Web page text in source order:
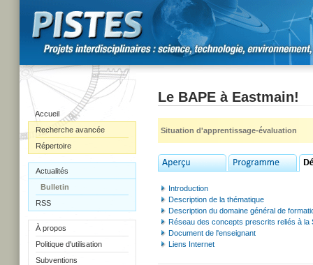
Accueil
Recherche avancée
Répertoire
Actualités
Bulletin
RSS
À propos
Politique d'utilisation
Subventions
Le BAPE à Eastmain!
Situation d'apprentissage-évaluation
Introduction
Description de la thématique
Description du domaine général de
Réseau des concepts prescrits reliés à la
Document de l'enseignant
Liens Internet